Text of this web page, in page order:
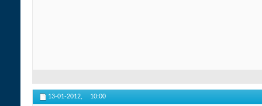
13-01-2012, 10:00